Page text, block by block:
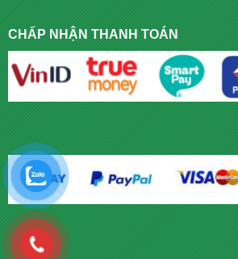
CHẤP NHẬN THANH TOÁN